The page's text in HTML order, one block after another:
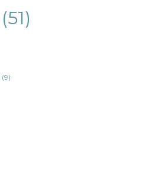
(51)
(9)